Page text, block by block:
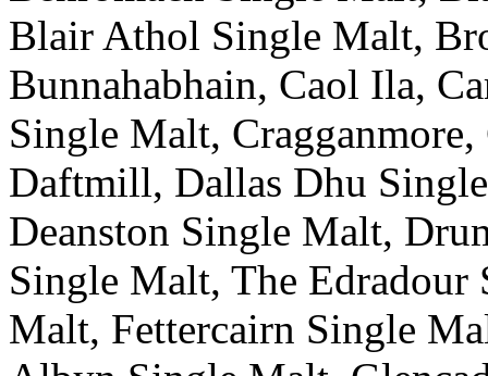
Blair Athol Single Malt,
Bunnahabhain, Caol Ila,
Single Malt,
Daftmill, Dallas Dhu
Deanston Single Malt,
Single Malt, The
Malt, Fettercairn Single